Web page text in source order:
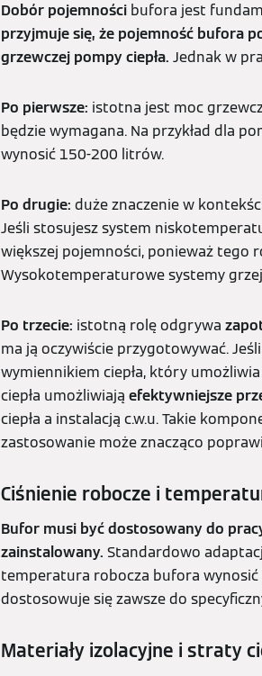
Dobór pojemności bufora jest
przyjmuje się, że pojemność bufora
grzewczej pompy ciepła. Jednak w
Po pierwsze: istotna jest moc
będzie wymagana. Na przykład dla
wynosić 150-200 litrów.
Po drugie: duże znaczenie w
Jeśli stosujesz system
większej pojemności, ponieważ tego
Wysokotemperaturowe systemy
Po trzecie: istotną rolę odgrywa
ma ją oczywiście przygotowywać.
wymiennikiem ciepła, który
ciepła umożliwiają efektywniejsze
ciepła a instalacją c.w.u. Takie
zastosowanie może znacząco
Ciśnienie robocze i
Bufor musi być dostosowany do
zainstalowany. Standardowo
temperatura robocza bufora wynosić
dostosowuje się zawsze do
Materiały izolacyjne i straty